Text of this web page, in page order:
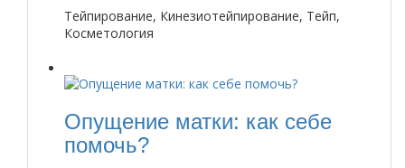
Тейпирование, Кинезиотейпирование, Тейп,
Косметология
Опущение матки: как себе
помочь?